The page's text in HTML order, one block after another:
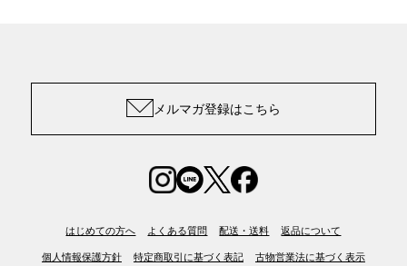
メルマガ登録はこちら
はじめての方へ よくある質問 配送・送料 返品について
個人情報保護方針 特定商取引に基づく表記 古物営業法に基づく表示